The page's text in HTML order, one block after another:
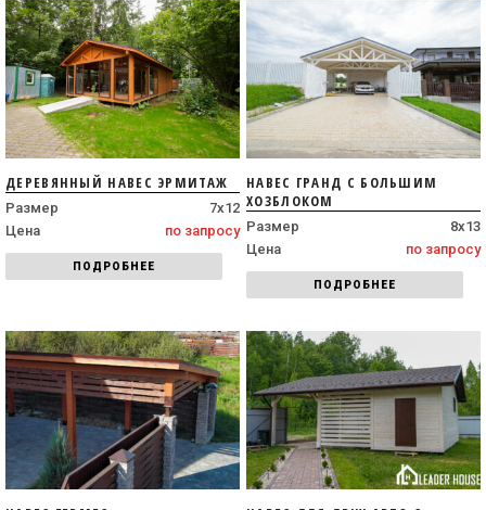
ДЕРЕВЯННЫЙ НАВЕС ЭРМИТАЖ
Размер
7х12
Цена
по запросу
ПОДРОБНЕЕ
НАВЕС ГРАНД С БОЛЬШИМ
ХОЗБЛОКОМ
Размер
8х13
Цена
по запросу
ПОДРОБНЕЕ